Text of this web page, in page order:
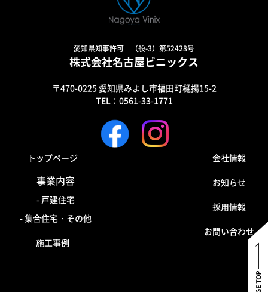
愛知県知事許可 （般-3）第52428号
株式会社名古屋ビニックス
〒470-0225 愛知県みよし市福田町樋揚15-2
TEL：0561-33-1771
トップページ
事業内容
- 戸建住宅
- 集合住宅・その他
施工事例
会社情報
お知らせ
採用情報
お問い合わせ